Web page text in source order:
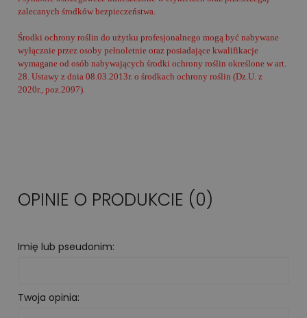
zalecanych środków bezpieczeństwa.
Środki ochrony roślin do użytku profesjonalnego mogą być nabywane
wyłącznie przez osoby pełnoletnie oraz posiadające kwalifikacje
wymagane od osób nabywających środki ochrony roślin określone w art.
28. Ustawy z dnia 08.03.2013r. o środkach ochrony roślin (Dz.U. z
2020r., poz.2097).
OPINIE O PRODUKCIE (0)
Imię lub pseudonim:
Twoja opinia: